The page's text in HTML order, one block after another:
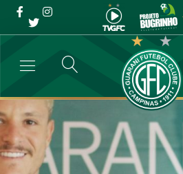
Lucas
oficializado